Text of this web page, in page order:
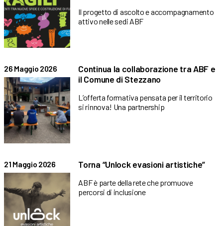
Il progetto di ascolto e accompagnamento
attivo nelle sedi ABF
26 Maggio 2026
Continua la collaborazione tra ABF e
il Comune di Stezzano
L’offerta formativa pensata per il territorio
si rinnova! Una partnership
21 Maggio 2026 Torna “Unlock evasioni artistiche”
ABF è parte della rete che promuove
percorsi di inclusione